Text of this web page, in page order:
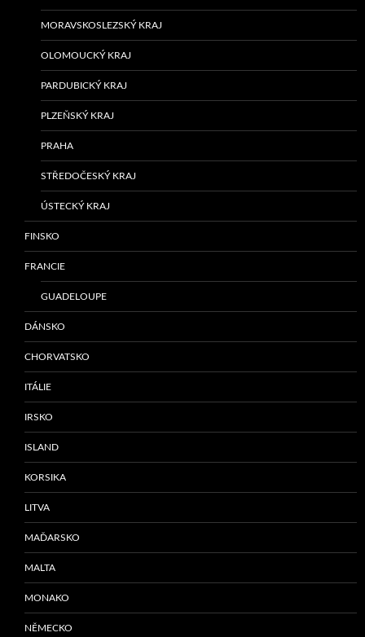
MORAVSKOSLEZSKÝ KRAJ
OLOMOUCKÝ KRAJ
PARDUBICKÝ KRAJ
PLZEŇSKÝ KRAJ
PRAHA
STŘEDOČESKÝ KRAJ
ÚSTECKÝ KRAJ
FINSKO
FRANCIE
GUADELOUPE
DÁNSKO
CHORVATSKO
ITÁLIE
IRSKO
ISLAND
KORSIKA
LITVA
MAĎARSKO
MALTA
MONAKO
NĚMECKO